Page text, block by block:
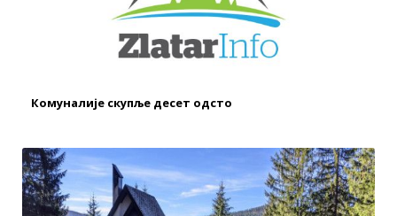
Комуналије скупље десет одсто